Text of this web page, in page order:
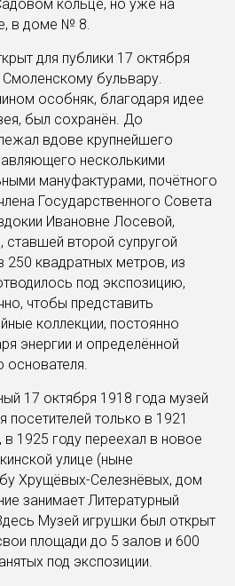
кольце, но уже на
в доме № 8.
для публики 17 октября
бульвару.
особняк, благодаря идее
был сохранён. До
вдове крупнейшего
несколькими
мануфактурами, почётного
Государственного Совета
Ивановне Лосевой,
второй супругой
квадратных метров, из
под экспозицию,
чтобы представить
коллекции, постоянно
энергии и определённой
основателя.
17 октября 1918 года музей
только в 1921
в 1925 году переехал в новое
улице (ныне
Хрущёвых-Селезнёвых, дом
занимает Литературный
Музей игрушки был открыт
площади до 5 залов и 600
под экспозиции.